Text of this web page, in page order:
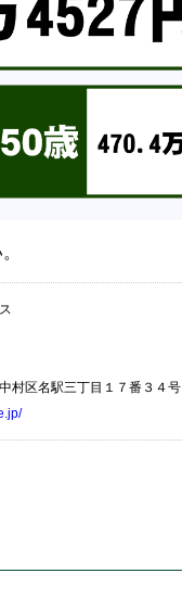
村区名駅三丁目１７番３４号